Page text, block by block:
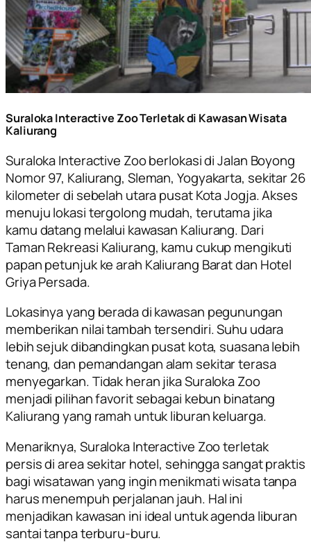
Suraloka Interactive Zoo Terletak di Kawasan Wisata
Kaliurang
Suraloka Interactive Zoo berlokasi di Jalan Boyong
Nomor 97, Kaliurang, Sleman, Yogyakarta, sekitar 26
kilometer di sebelah utara pusat Kota Jogja. Akses
menuju lokasi tergolong mudah, terutama jika
kamu datang melalui kawasan Kaliurang. Dari
Taman Rekreasi Kaliurang, kamu cukup mengikuti
papan petunjuk ke arah Kaliurang Barat dan Hotel
Griya Persada.
Lokasinya yang berada di kawasan pegunungan
memberikan nilai tambah tersendiri. Suhu udara
lebih sejuk dibandingkan pusat kota, suasana lebih
tenang, dan pemandangan alam sekitar terasa
menyegarkan. Tidak heran jika Suraloka Zoo
menjadi pilihan favorit sebagai kebun binatang
Kaliurang yang ramah untuk liburan keluarga.
Menariknya, Suraloka Interactive Zoo terletak
persis di area sekitar hotel, sehingga sangat praktis
bagi wisatawan yang ingin menikmati wisata tanpa
harus menempuh perjalanan jauh. Hal ini
menjadikan kawasan ini ideal untuk agenda liburan
santai tanpa terburu-buru.